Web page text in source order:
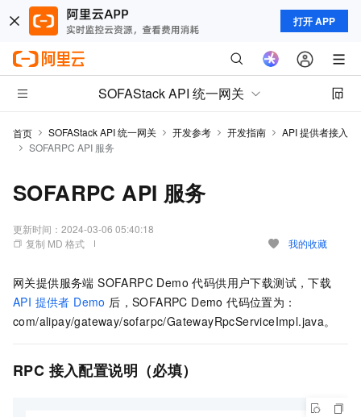
打开 APP
SOFAStack API 统一网关
首页 SOFAStack API 统一网关 开发参考 开发指南
API 提供者接入
SOFARPC API 服务
SOFARPC API 服务
更新时间： 2024-03-06 05:40:18
复制 MD 格式
我的收藏
网关提供服务端 SOFARPC Demo 代码供用户下载测试，下载
API 提供者 Demo 后，SOFARPC Demo 代码位置为：
com/alipay/gateway/sofarpc/GatewayRpcServiceImpl.java。
RPC 接入配置说明（必填）